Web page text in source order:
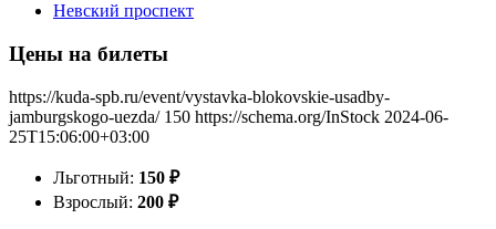
Невский проспект
Цены на билеты
https://kuda-spb.ru/event/vystavka-blokovskie-usadby-
jamburgskogo-uezda/ 150 https://schema.org/InStock 2024-06-
25T15:06:00+03:00
Льготный: 150 ₽
Взрослый: 200 ₽